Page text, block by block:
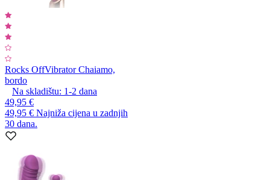
Rocks OffVibrator Chaiamo,
bordo
Na skladištu: 1-2 dana
49,95 €
49,95 € Najniža cijena u zadnjih
30 dana.